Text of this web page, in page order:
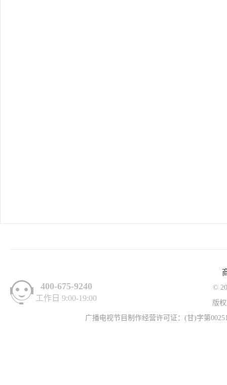
400-675-9240
工作日 9:00-19:00
©
版
广播电视节目制作经营许可证：(甘)字第